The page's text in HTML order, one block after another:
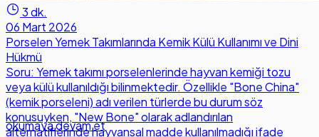
3 dk.
06 Mart 2026
Porselen Yemek Takımlarında Kemik Külü Kullanımı ve Dini
Hükmü
Soru: Yemek takımı porselenlerinde hayvan kemiği tozu
veya külü kullanıldığı bilinmektedir. Özellikle "Bone China"
(kemik porseleni) adı verilen türlerde bu durum söz
konusuyken, "New Bone" olarak adlandırılan
alternatiflerinde hayvansal madde kullanılmadığı ifade
okumaya devam et